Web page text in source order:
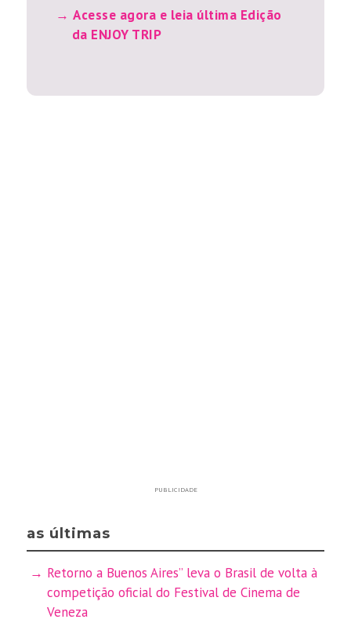
Acesse agora e leia última Edição
da ENJOY TRIP
PUBLICIDADE
as últimas
Retorno a Buenos Aires” leva o Brasil de volta à
competição oficial do Festival de Cinema de
Veneza